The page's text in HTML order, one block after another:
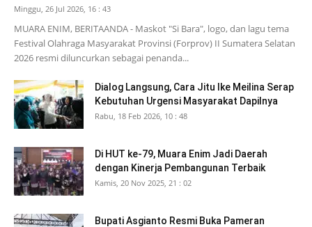
Minggu, 26 Jul 2026, 16 : 43
MUARA ENIM, BERITAANDA - Maskot "Si Bara", logo, dan lagu tema
Festival Olahraga Masyarakat Provinsi (Forprov) II Sumatera Selatan
2026 resmi diluncurkan sebagai penanda...
Dialog Langsung, Cara Jitu Ike Meilina Serap
Kebutuhan Urgensi Masyarakat Dapilnya
Rabu, 18 Feb 2026, 10 : 48
Di HUT ke-79, Muara Enim Jadi Daerah
dengan Kinerja Pembangunan Terbaik
Kamis, 20 Nov 2025, 21 : 02
Bupati Asgianto Resmi Buka Pameran